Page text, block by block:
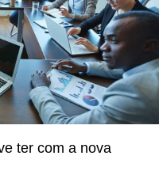
ter com a nova